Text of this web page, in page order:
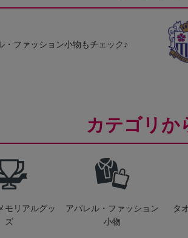
・ファッション小物もチェック♪
カテゴリか
モリアルグッ
ズ
アパレル・ファッション
小物
タ